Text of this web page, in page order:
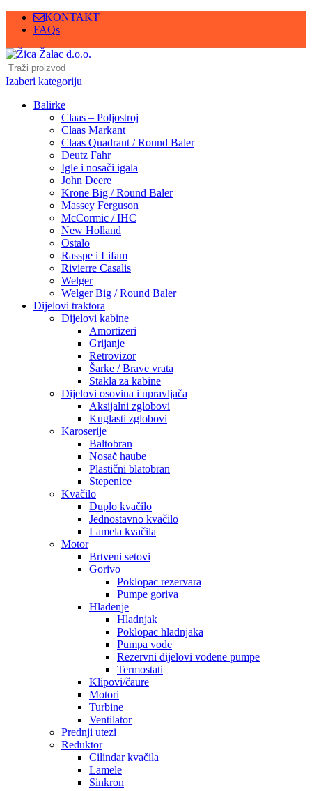
KONTAKT
FAQs
Izaberi kategoriju
Balirke
Claas – Poljostroj
Claas Markant
Claas Quadrant / Round Baler
Deutz Fahr
Igle i nosači igala
John Deere
Krone Big / Round Baler
Massey Ferguson
McCormic / IHC
New Holland
Ostalo
Rasspe i Lifam
Rivierre Casalis
Welger
Welger Big / Round Baler
Dijelovi traktora
Dijelovi kabine
Amortizeri
Grijanje
Retrovizor
Šarke / Brave vrata
Stakla za kabine
Dijelovi osovina i upravljača
Aksijalni zglobovi
Kuglasti zglobovi
Karoserije
Baltobran
Nosač haube
Plastični blatobran
Stepenice
Kvačilo
Duplo kvačilo
Jednostavno kvačilo
Lamela kvačila
Motor
Brtveni setovi
Gorivo
Poklopac rezervara
Pumpe goriva
Hlađenje
Hladnjak
Poklopac hladnjaka
Pumpa vode
Rezervni dijelovi vodene pumpe
Termostati
Klipovi/čaure
Motori
Turbine
Ventilator
Prednji utezi
Reduktor
Cilindar kvačila
Lamele
Sinkron